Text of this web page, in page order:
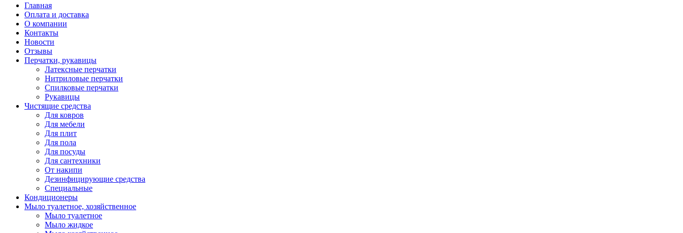
Главная
Оплата и доставка
О компании
Контакты
Новости
Отзывы
Перчатки, рукавицы
Латексные перчатки
Нитриловые перчатки
Спилковые перчатки
Рукавицы
Чистящие средства
Для ковров
Для мебели
Для плит
Для пола
Для посуды
Для сантехники
От накипи
Дезинфицирующие средства
Специальные
Кондиционеры
Мыло туалетное, хозяйственное
Мыло туалетное
Мыло жидкое